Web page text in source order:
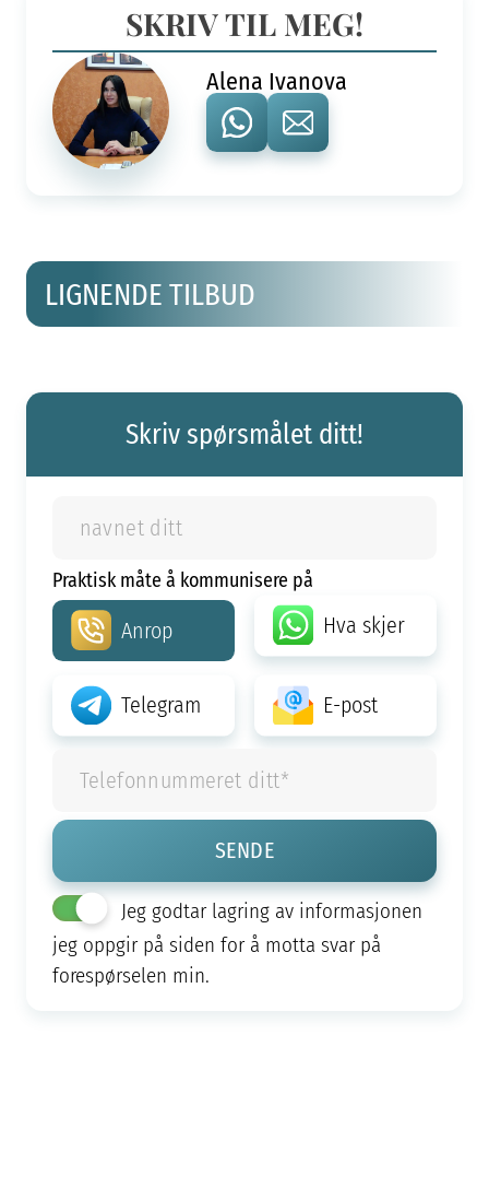
SKRIV TIL MEG!
Alena Ivanova
LIGNENDE TILBUD
Skriv spørsmålet ditt!
Praktisk måte å kommunisere på
Anrop Hva skjer
Telegram E-post
Jeg godtar lagring av informasjonen
jeg oppgir på siden for å motta svar på
forespørselen min.